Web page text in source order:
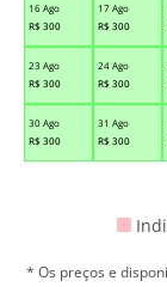
16 Ago
R$ 300
17 Ago
R$ 300
23 Ago
R$ 300
24 Ago
R$ 300
30 Ago
R$ 300
31 Ago
R$ 300
* Os preços e